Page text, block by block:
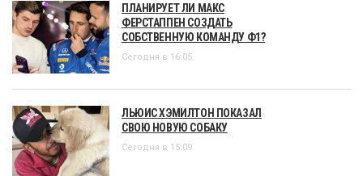
ПЛАНИРУЕТ ЛИ МАКС
ФЕРСТАППЕН СОЗДАТЬ
СОБСТВЕННУЮ КОМАНДУ Ф1?
Сегодня в 16:05
ЛЬЮИС ХЭМИЛТОН ПОКАЗАЛ
СВОЮ НОВУЮ СОБАКУ
Сегодня в 15:09